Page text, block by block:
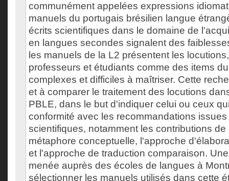
communément appelées expressions
manuels du portugais brésilien langue
écrits scientifiques dans le domaine de
en langues secondes signalent des
les manuels de la L2 présentent les
professeurs et étudiants comme des items
complexes et difficiles à maîtriser. Cette
et à comparer le traitement des locutions
PBLE, dans le but d'indiquer celui ou ceux
conformité avec les recommandations
scientifiques, notamment les contributions
métaphore conceptuelle, l'approche
et l'approche de traduction comparaison.
menée auprès des écoles de langues à
sélectionner les manuels utilisés dans cette